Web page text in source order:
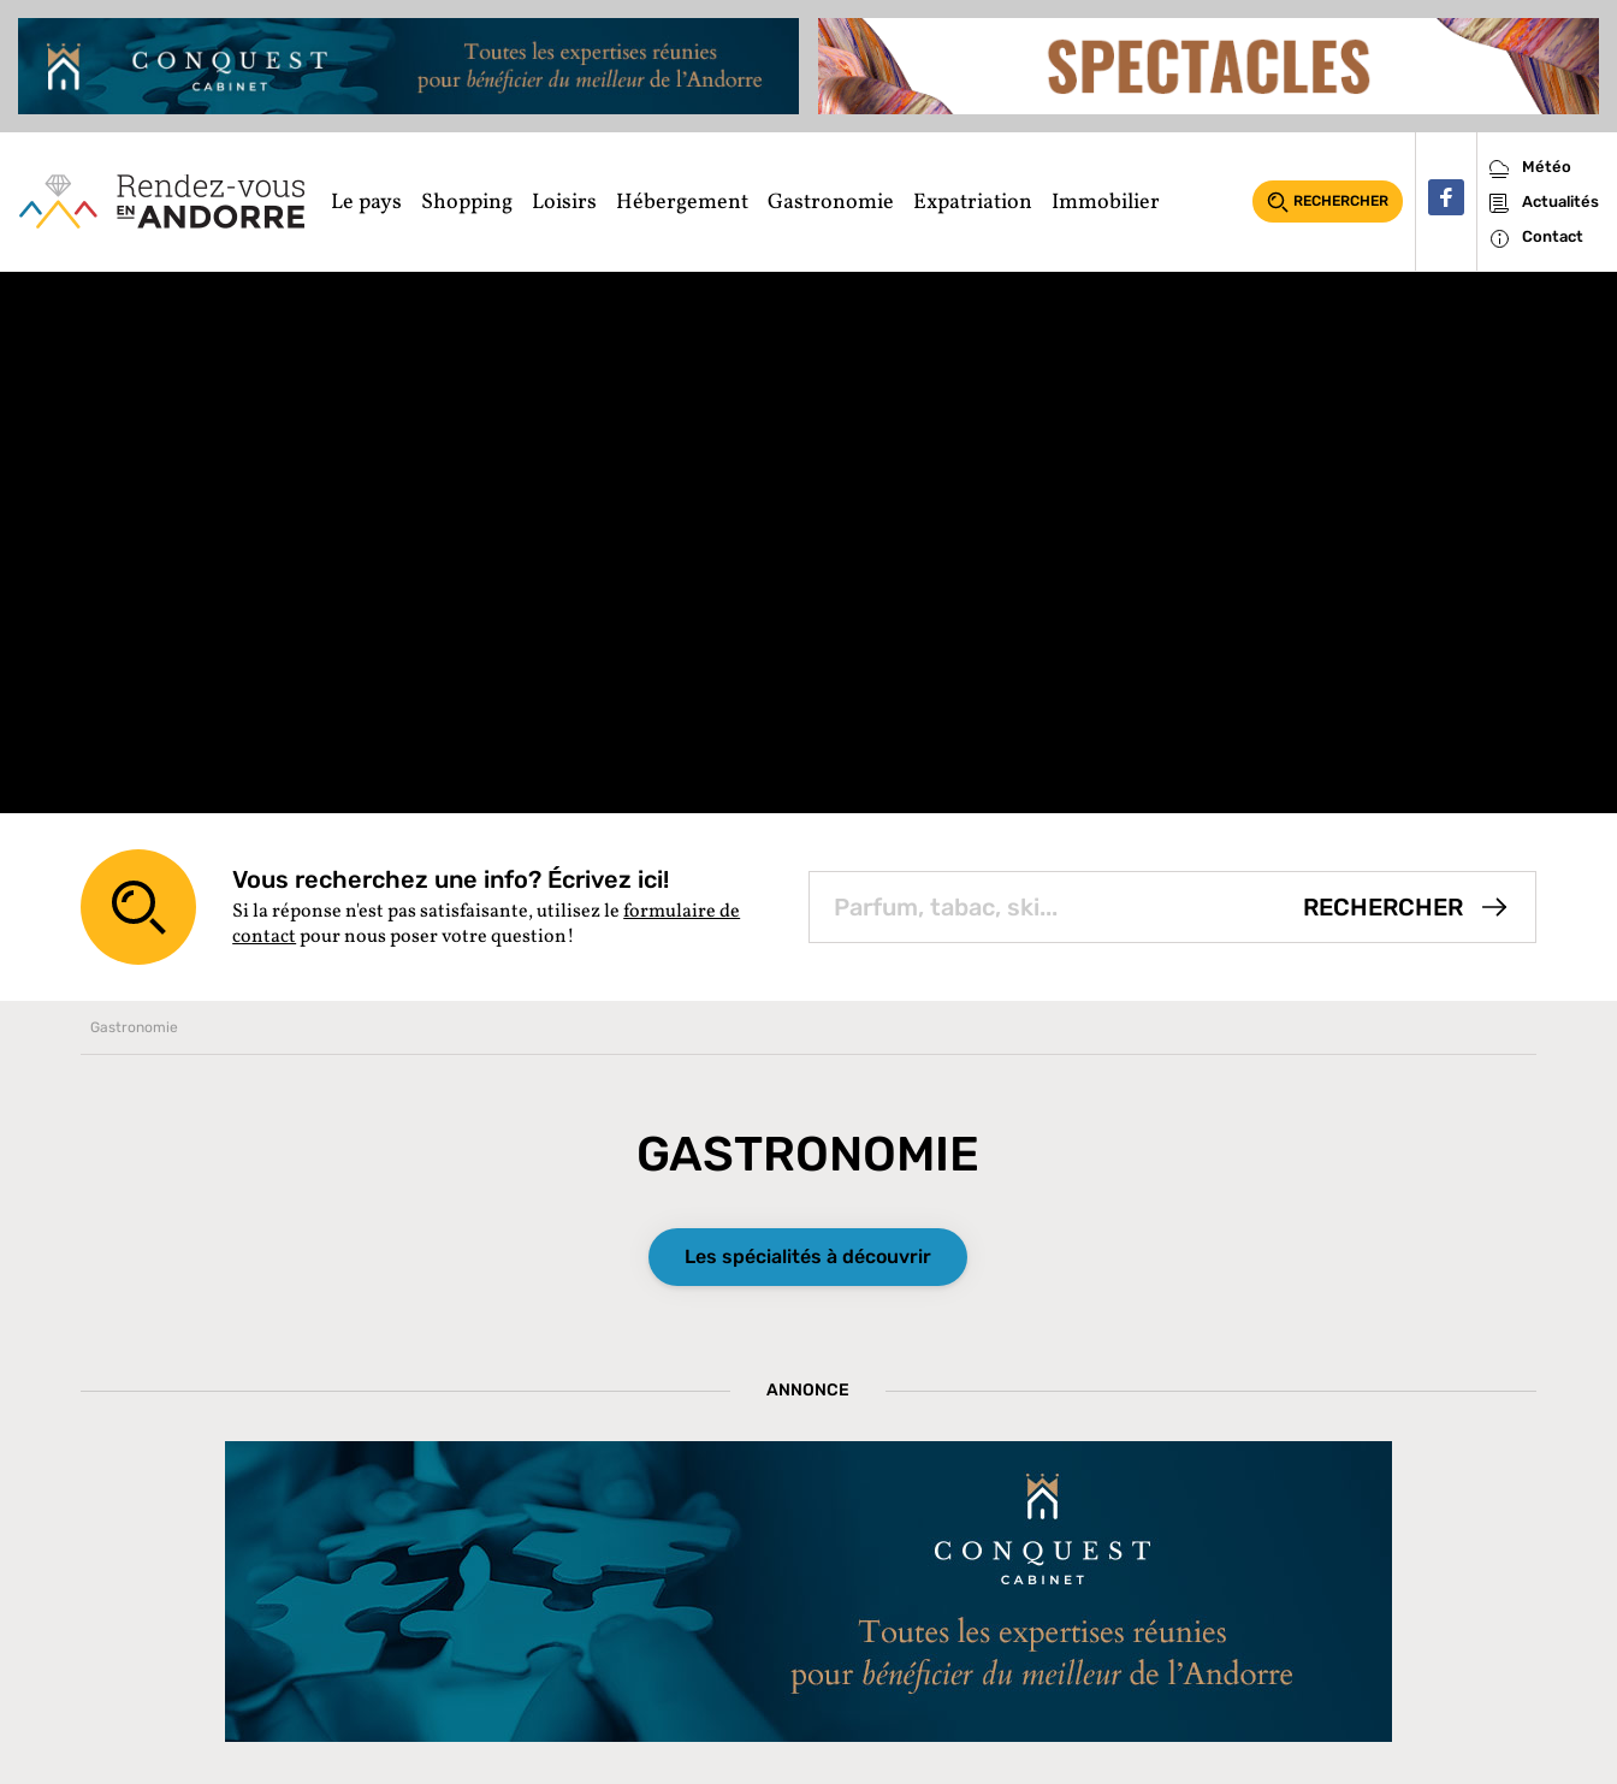
Le pays Shopping Loisirs Hébergement Gastronomie Expatriation Immobilier RECHERCHER
Météo
Actualités
Contact
Vous recherchez une info? Écrivez ici!
Si la réponse n'est pas satisfaisante, utilisez leformulaire de
contactpour nous poser votre question!
Gastronomie
GASTRONOMIE
Les spécialités à découvrir
ANNONCE